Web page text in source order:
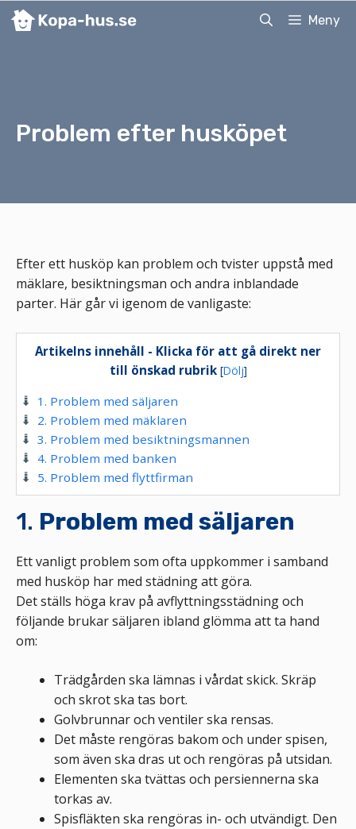
Hoppa
Meny
Problem efter husköpet
Efter ett husköp kan problem och tvister uppstå med
mäklare, besiktningsman och andra inblandade
parter. Här går vi igenom de vanligaste:
Artikelns innehåll - Klicka för att gå direkt ner
till önskad rubrik [Dölj]
1. Problem med säljaren
2. Problem med mäklaren
3. Problem med besiktningsmannen
4. Problem med banken
5. Problem med flyttfirman
1. Problem med säljaren
Ett vanligt problem som ofta uppkommer i samband
med husköp har med städning att göra.
Det ställs höga krav på avflyttningsstädning och
följande brukar säljaren ibland glömma att ta hand
om:
Trädgården ska lämnas i vårdat skick. Skräp
och skrot ska tas bort.
Golvbrunnar och ventiler ska rensas.
Det måste rengöras bakom och under spisen,
som även ska dras ut och rengöras på utsidan.
Elementen ska tvättas och persiennerna ska
torkas av.
Spisfläkten ska rengöras in- och utvändigt. Den